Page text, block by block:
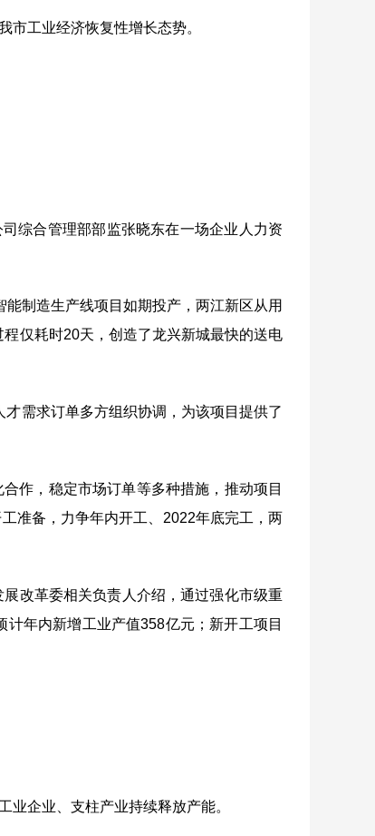
市工业经济恢复性增长态势。
综合管理部部监张晓东在一场企业人力资
制造生产线项目如期投产，两江新区从用
程仅耗时20天，创造了龙兴新城最快的送电
需求订单多方组织协调，为该项目提供了
作，稳定市场订单等多种措施，推动项目
准备，力争年内开工、 2022年底完工，两
改革委相关负责人介绍，通过强化市级重
计年内新增工业产值358亿元；新开工项目
业企业、支柱产业持续释放产能。